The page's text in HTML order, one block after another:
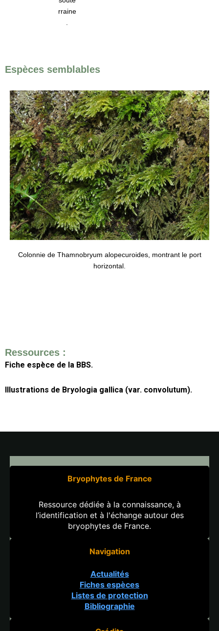
rraine
Espèces semblables
Colonnie de Thamnobryum alopecuroides, montrant le port
horizontal.
Ressources :
Fiche espèce de la BBS.
Illustrations de Bryologia gallica (var. convolutum).
Bryophytes de France
Ressource dédiée à la connaissance, à
l’identification et à l'échange autour des
bryophytes de France.
Navigation
Actualités
Fiches espèces
Listes de protection
Bibliographie